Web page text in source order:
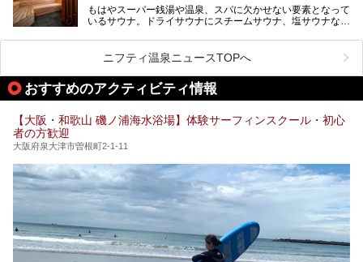
ケやボウリングといった遊び場もあり、友人同士やカップル
で“遊び+癒し”の一日を過ごすのにもぴったり。
処にいたるまで魅力をたっぷり堪能してきたので、その全容
大規模リニューアルの全容を確認すべく、リニューアルプレ
オープンイベントに行ってきました！今回はそのリニューア
もはやスーパー銭湯や温泉、スパに欠かせない要素となって
いるサウナ。ドライサウナにスチームサウナ、塩サウナな
ペース、ロウリュウなど、心ゆくまで楽しむためのサービス
が充実した施設も多くみられます。
今回はそんなサウナにこだわった、大阪府内のオススメ温
泉・銭湯・スパを30件紹介したいと思います！
ニフティ温泉ニュースTOPへ
おすすめのアクティビティ情報
【大阪・和歌山 磯ノ浦海水浴場】体験サーフィンスクール・初心
者の方歓迎
大阪府泉大津市曽根町2-1-11